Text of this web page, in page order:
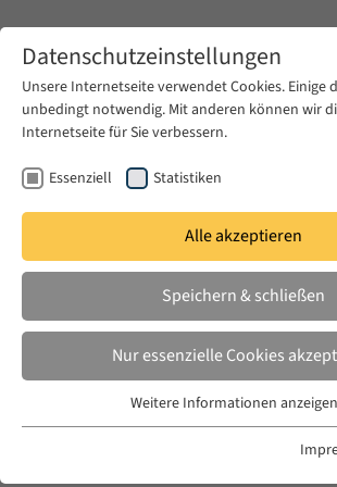
Zum Hauptinhalt springen
MI. 14 AUG. 2024
Call for Ideas -
Academy “Imagining
Dealing with Disparity”
Datenschutzeinstellungen
Unsere Internetseite verwendet Cookies. Einige
unbedingt notwendig. Mit anderen können wir
Internetseite für Sie verbessern.
Essenziell Statistiken
Alle akzeptieren
Speichern & schließen
Nur essenzielle Cookies
Essenzielle Cookies werden für grundlegende
Weitere Informationen anzeigen